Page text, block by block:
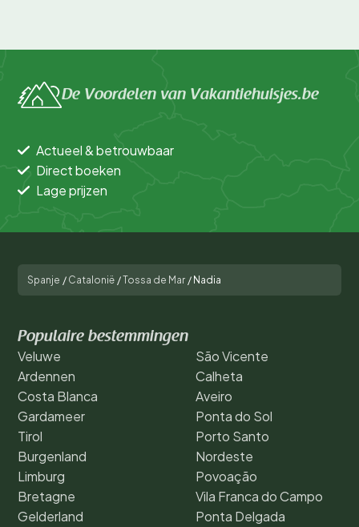
De Voordelen van Vakantiehuisjes.be
Actueel & betrouwbaar
Direct boeken
Lage prijzen
Spanje / Catalonië /Tossa de Mar / Nadia
Populaire bestemmingen
Veluwe
Ardennen
Costa Blanca
Gardameer
Tirol
Burgenland
Limburg
Bretagne
Gelderland
São Vicente
Calheta
Aveiro
Ponta do Sol
Porto Santo
Nordeste
Povoação
Vila Franca do Campo
Ponta Delgada